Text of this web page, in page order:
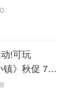
!可玩
镇》秋促 7折